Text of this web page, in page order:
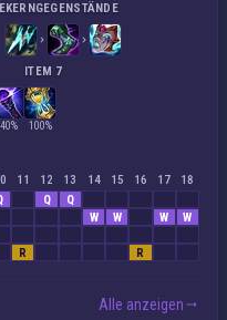
KERNGEGENSTÄNDE
40%
ITEM 7
100%
11 12 13 14 15 16 17
18
Q
Q
W W W
W
R R
Alle anzeigen